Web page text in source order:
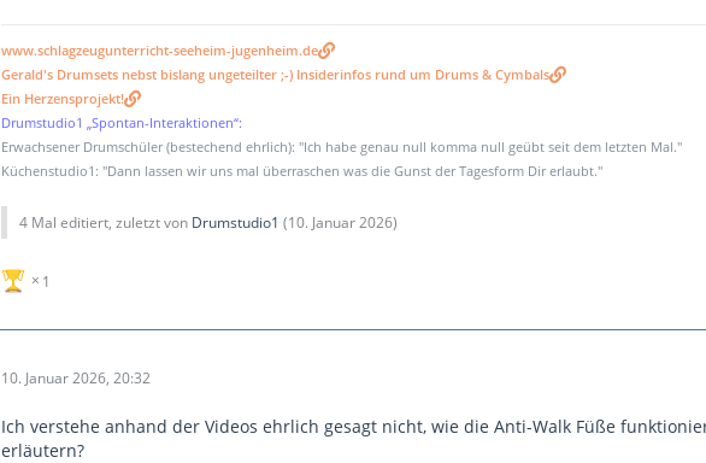
www.schlagzeugunterricht-seeheim-jugenheim.de
Gerald's Drumsets nebst bislang ungeteilter ;-) Insiderinfos rund um Drums & Cymbals
Ein Herzensprojekt!
Drumstudio1 „Spontan-Interaktionen“:
Erwachsener Drumschüler (bestechend ehrlich): "Ich habe genau null komma null geübt seit dem letzten Mal."
Küchenstudio1: "Dann lassen wir uns mal überraschen was die Gunst der Tagesform Dir erlaubt."
4 Mal editiert, zuletzt von Drumstudio1 (10. Januar 2026)
1
10. Januar 2026, 20:32
Ich verstehe anhand der Videos ehrlich gesagt nicht, wie die Anti-Walk Füße
erläutern?